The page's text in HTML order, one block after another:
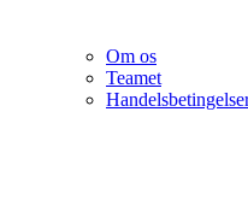
Om os
Teamet